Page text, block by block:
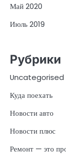
Май 2020
Июль 2019
Рубрики
Uncategorised
Куда поехать
Новости авто
Новости плюс
Ремонт — это